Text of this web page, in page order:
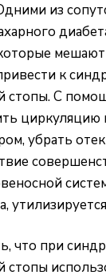
из
к
стопы. С
циркуляцию
убрать
что при
стопы